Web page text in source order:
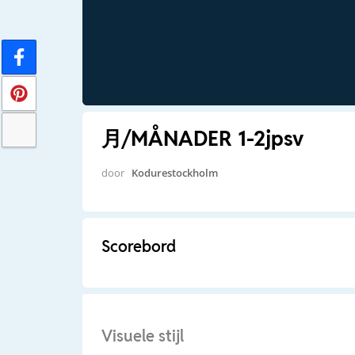
月/MÅNADER 1-2jpsv
door Kodurestockholm
Scorebord
Visuele stijl